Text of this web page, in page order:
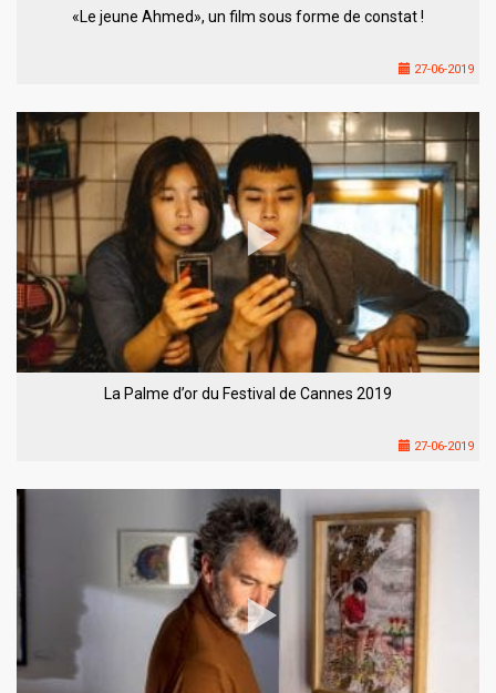
«Le jeune Ahmed», un film sous forme de constat !
27-06-2019
La Palme d’or du Festival de Cannes 2019
27-06-2019